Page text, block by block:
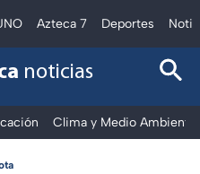
Azteca 7 Deportes
noticias
Clima y Medio Ambiente